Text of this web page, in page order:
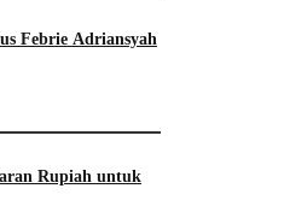
Febrie Adriansyah
Rupiah untuk